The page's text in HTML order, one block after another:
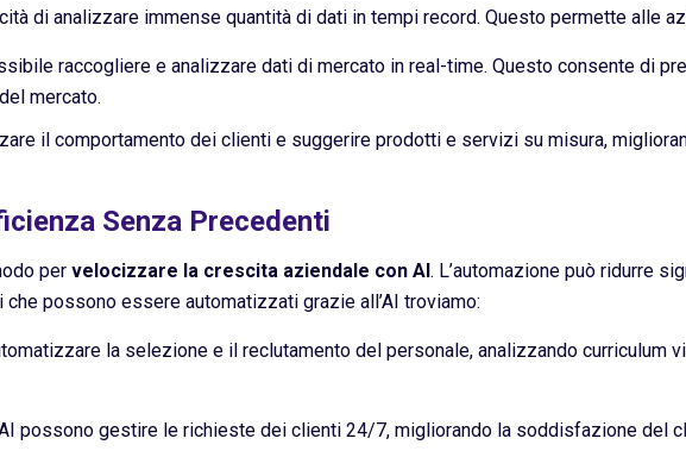
di analizzare immense quantità di dati in tempi record. Questo permette alle
raccogliere e analizzare dati di mercato in real-time. Questo consente di
mercato.
il comportamento dei clienti e suggerire prodotti e servizi su misura,
Senza Precedenti
per velocizzare la crescita aziendale con AI. L’automazione può ridurre
possono essere automatizzati grazie all’AI troviamo:
la selezione e il reclutamento del personale, analizzando curriculum
possono gestire le richieste dei clienti 24/7, migliorando la soddisfazione del